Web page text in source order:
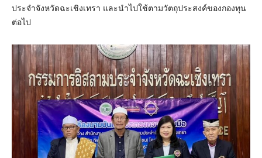
ประจำจังหวัดฉะเชิงเทรา และนำไปใช้ตามวัตถุประสงค์ของกองทุน
ต่อไป